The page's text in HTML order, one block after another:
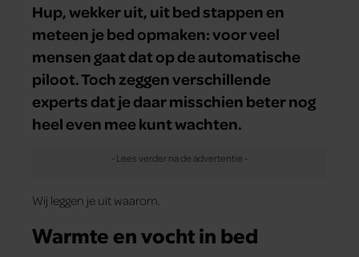
Hup, wekker uit, uit bed stappen en
meteen je bed opmaken: voor veel
mensen gaat dat op de automatische
piloot. Toch zeggen verschillende
experts dat je daar misschien beter nog
heel even mee kunt wachten.
Wij leggen je uit waarom.
Warmte en vocht in bed